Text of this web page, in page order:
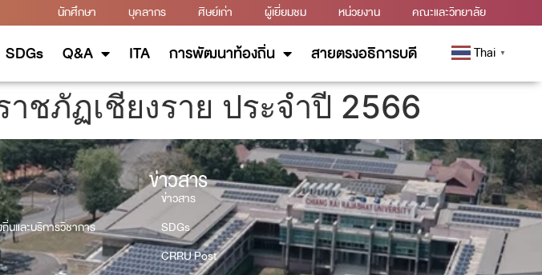
นักศึกษา บุคลากร ศิษย์เก่า ผู้เยี่ยมชม หน่วยงาน คณะและวิทยาลัย
SDGs Q&A ITA การพัฒนาท้องถิ่น สายตรงอธิการบดี Thai ▼
ชภัฏเชียงราย ประจำปี 2566
และบริการวิชาการ
ข่าวสาร
ข่าวสาร
SDGs
CRRU Post